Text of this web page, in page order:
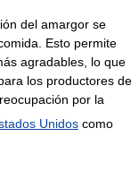
del amargor se
Esto permite
agradables, lo que
los productores de
por la
Unidos como